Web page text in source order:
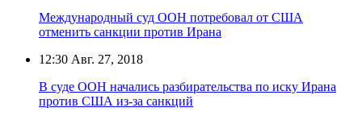
Международный суд ООН потребовал от США
отменить санкции против Ирана
12:30 Авг. 27, 2018
В суде ООН начались разбирательства по иску Ирана
против США из-за санкций